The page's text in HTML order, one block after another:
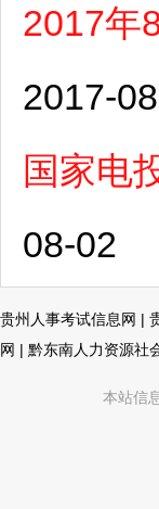
2017年
2017-
国家电
08-02
贵州人事考试信息网 |
网 | 黔东南人力资源社
本站信